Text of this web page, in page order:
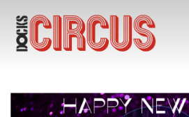
Soirée spéciale
2023